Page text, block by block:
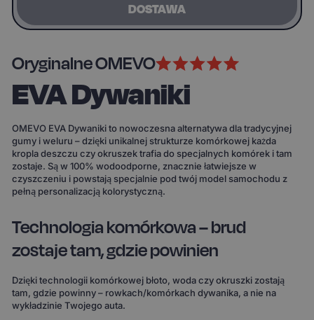
DOSTAWA
Oryginalne OMEVO
EVA Dywaniki
OMEVO EVA Dywaniki to nowoczesna alternatywa dla tradycyjnej
gumy i weluru – dzięki unikalnej strukturze komórkowej każda
kropla deszczu czy okruszek trafia do specjalnych komórek i tam
zostaje. Są w 100% wodoodporne, znacznie łatwiejsze w
czyszczeniu i powstają specjalnie pod twój model samochodu z
pełną personalizacją kolorystyczną.
Technologia komórkowa – brud
zostaje tam, gdzie powinien
Dzięki technologii komórkowej błoto, woda czy okruszki zostają
tam, gdzie powinny – rowkach/komórkach dywanika, a nie na
wykładzinie Twojego auta.